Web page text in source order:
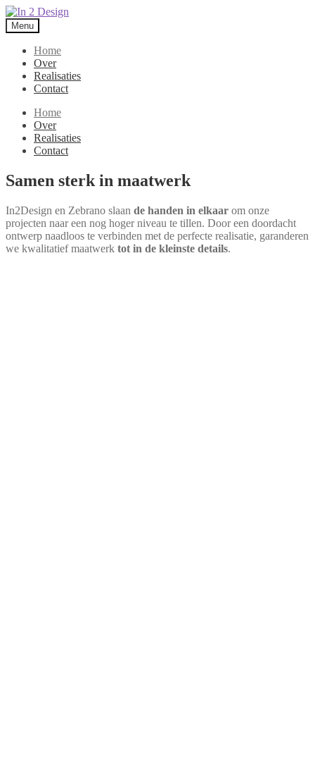
Skip
to
navigation
Skip
to
content
Menu
Home
Over
Realisaties
Contact
Home
Over
Realisaties
Contact
Samen sterk in maatwerk
In2Design en Zebrano slaan de handen in elkaar om onze
projecten naar een nog hoger niveau te tillen. Door een doordacht
ontwerp naadloos te verbinden met de perfecte realisatie, garanderen
we kwalitatief maatwerk tot in de kleinste details.